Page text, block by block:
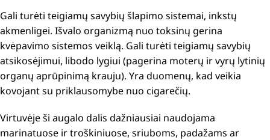
Gali turėti teigiamų savybių šlapimo sistemai, inkstų
akmenligei. Išvalo organizmą nuo toksinų gerina
kvėpavimo sistemos veiklą. Gali turėti teigiamų savybių
atsikosėjimui, libodo lygiui (pagerina moterų ir vyrų lytinių
organų aprūpinimą krauju). Yra duomenų, kad veikia
kovojant su priklausomybe nuo cigarečių.
Virtuvėje ši augalo dalis dažniausiai naudojama
marinatuose ir troškiniuose, sriuboms, padažams ar